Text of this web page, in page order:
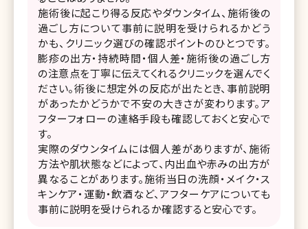
施術後に起こり得る反応やダウンタイム、施術後の
過ごし方について事前に説明を受けられるかどう
かも、クリニック選びの確認ポイントのひとつです。
膨疹の出方・持続時間・個人差・施術後の過ごし方
の注意点を丁寧に伝えてくれるクリニックを選んでく
ださい。術後に想定外の反応が出たとき、事前説明
があったかどうかで不安の大きさが変わります。ア
フターフォローの連絡手段も確認しておくと安心で
す。
実際のダウンタイムには個人差がありますが、施術
方法や肌状態などによって、内出血や赤みの出方が
異なることがあります。施術当日の洗顔・メイク・ス
キンケア・運動・飲酒など、アフターケアについても
事前に説明を受けられるか確認すると安心です。